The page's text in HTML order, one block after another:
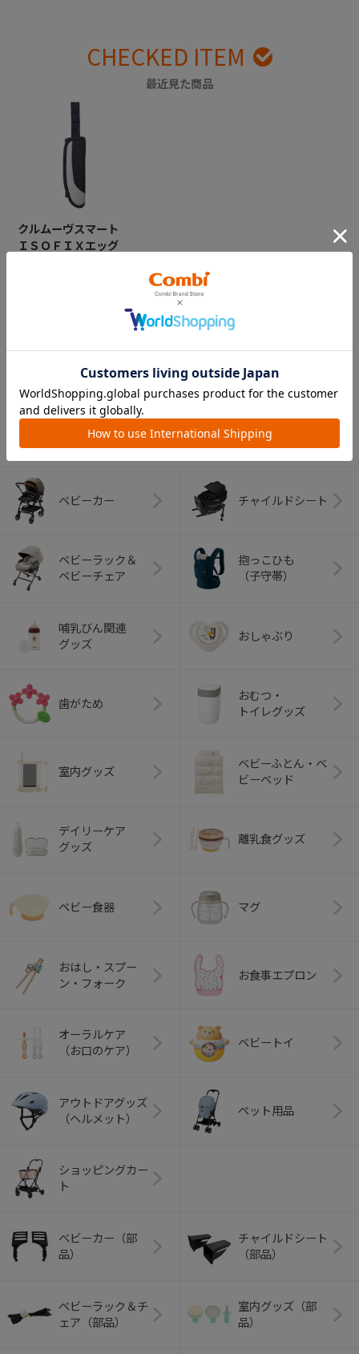
CHECKED ITEM
最近見た商品
クルムーヴスマート
ＩＳＯＦＩＸエッグ
CATEGORY
カテゴリー
（コンビ）
ベビーカー チャイルドシート
ベビーラック＆
ベビーチェア
抱っこひも
（子守帯）
哺乳びん関連
グッズ
おしゃぶり
歯がため
おむつ・
トイレグッズ
室内グッズ
ベビーふとん・ベ
ビーベッド
デイリーケア
グッズ
離乳食グッズ
ベビー食器 マグ
おはし・スプー
ン・フォーク
お食事エプロン
オーラルケア
（お口のケア）
ベビートイ
アウトドアグッズ
（ヘルメット）
ペット用品
ショッピングカー
ト
ベビーカー（部
品）
チャイルドシート
（部品）
ベビーラック＆チ
ェア（部品）
室内グッズ（部
品）